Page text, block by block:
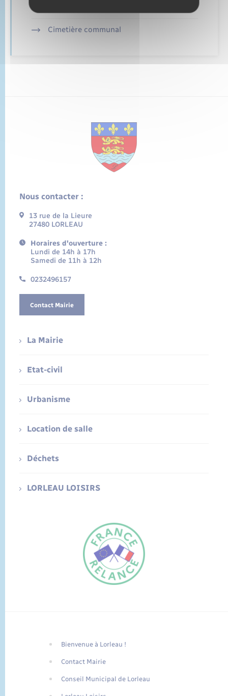
Traduction du
FR
Cimetière communal
Nous contacter :
13 rue de la Lieure
27480 LORLEAU
Horaires d'ouverture :
Lundi de 14h à 17h
Samedi de 11h à 12h
0232496157
Contact Mairie
La Mairie
Etat-civil
Urbanisme
Location de salle
Déchets
LORLEAU LOISIRS
Bienvenue à Lorleau !
Contact Mairie
Conseil Municipal de Lorleau